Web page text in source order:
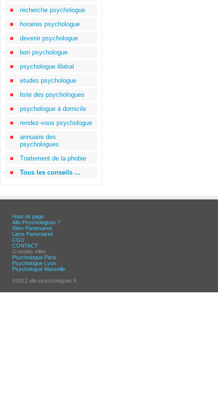
recherche psychologue
horaires psychologue
devenir psychologue
bon psychologue
psychologue libéral
etudes psychologue
liste des psychologues
psychologue à domicile
rendez-vous psychologue
annuaire des
psychologues
Traitement de la phobie
Tous les conseils ...
Haut de page
Allo-Psychologues ?
Sites Partenaires
Liens Partenaires
CGU
CONTACT
Grandes villes :
Psychologue Paris
Psychologue Lyon
Psychologue Marseille
-
©2012 allo-psychologues.fr